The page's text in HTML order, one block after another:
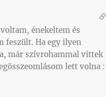
énekeltem és
feszült. Ha egy ilyen
már szívrohammal vittek
lett volna :